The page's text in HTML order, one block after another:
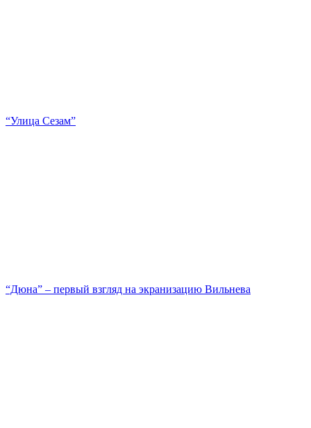
“Улица Сезам”
“Дюна” – первый взгляд на экранизацию Вильнева